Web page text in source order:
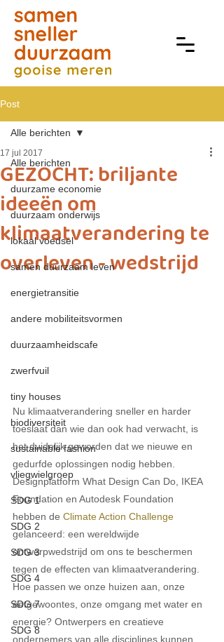
Post
Alle berichten
duurzame economie
duurzaam onderwijs
lokaal voedsel
samen duurzaam leven
energietransitie
andere mobiliteitsvormen
duurzaamheidscafe
zwerfvuil
tiny houses
biodiversiteit
sustainable fashion
vliegwielgroep
SDG 1
SDG 2
SDG 3
SDG 4
SDG 7
SDG 8
Alle berichten
GEZOCHT: briljante
ideeën om
klimaatverandering te
overleven - wedstrijd
17 jul 2017
Nu klimaatverandering sneller en harder
toeslaat dan wie dan ook had verwacht, is
het duidelijk geworden dat we nieuwe en
gedurfde oplossingen nodig hebben.
Designplatform What Design Can Do, IKEA
Foundation en Autodesk Foundation
hebben de Climate Action Challenge
gelanceerd: een wereldwijde
ontwerpwedstrijd om ons te beschermen
tegen de effecten van klimaatverandering.
Hoe passen we onze huizen aan, onze
eetgewoontes, onze omgang met water en
energie? Ontwerpers en creatieve
ondernemers van alle disciplines kunnen